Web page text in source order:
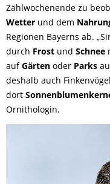
Zählwochenende zu
Wetter und dem
Regionen Bayerns ab.
durch Frost und Schnee
aufGärten oder Parks
deshalb auch
dort
Ornithologin.